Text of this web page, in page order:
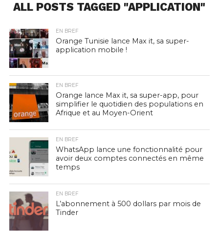
ALL POSTS TAGGED "APPLICATION"
EN BREF
Orange Tunisie lance Max it, sa super-
application mobile !
EN BREF
Orange lance Max it, sa super-app, pour
simplifier le quotidien des populations en
Afrique et au Moyen-Orient
EN BREF
WhatsApp lance une fonctionnalité pour
avoir deux comptes connectés en même
temps
EN BREF
L’abonnement à 500 dollars par mois de
Tinder